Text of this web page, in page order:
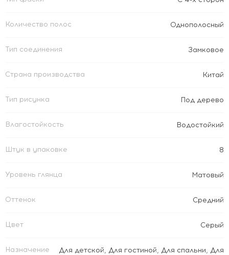
Количество полос Однополосный
Тип соединения Замковое
Страна производства Китай
Тип рисунка Под дерево
Влагостойкость Водостойкий
Штук в упаковке 8
Уровень глянца Матовый
Оттенок Средний
Цвет Серый
Назначение Для детской, Для гостиной, Для спальни, Для